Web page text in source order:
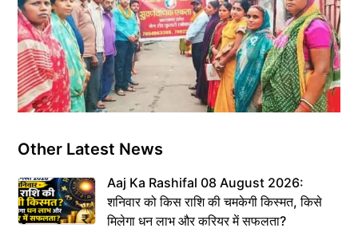
Other Latest News
Aaj Ka Rashifal 08 August 2026:
शनिवार को किस राशि की चमकेगी किस्मत, किसे
मिलेगा धन लाभ और करियर में सफलता?